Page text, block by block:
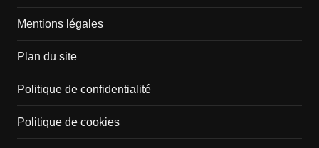
Mentions légales
Plan du site
Politique de confidentialité
Politique de cookies